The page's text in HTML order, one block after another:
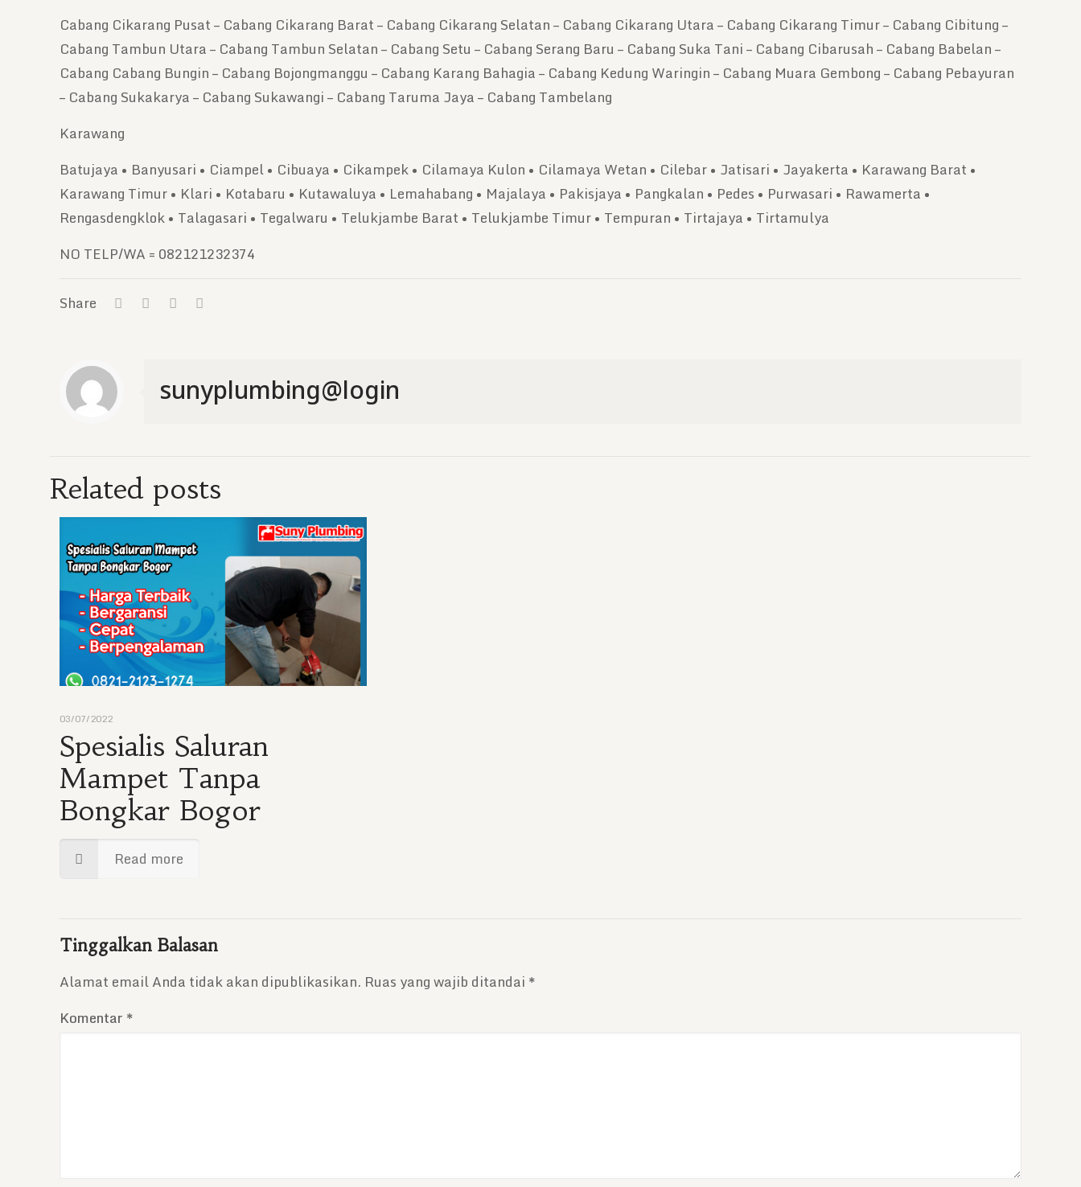
Cabang Cikarang Pusat – Cabang Cikarang Barat – Cabang Cikarang Selatan – Cabang Cikarang Utara – Cabang Cikarang Timur – Cabang Cibitung –
Cabang Tambun Utara – Cabang Tambun Selatan – Cabang Setu – Cabang Serang Baru – Cabang Suka Tani – Cabang Cibarusah – Cabang Babelan –
Cabang Cabang Bungin – Cabang Bojongmanggu – Cabang Karang Bahagia – Cabang Kedung Waringin – Cabang Muara Gembong – Cabang Pebayuran
– Cabang Sukakarya – Cabang Sukawangi – Cabang Taruma Jaya – Cabang Tambelang
Karawang
Batujaya • Banyusari • Ciampel • Cibuaya • Cikampek • Cilamaya Kulon • Cilamaya Wetan • Cilebar • Jatisari • Jayakerta • Karawang Barat •
Karawang Timur • Klari • Kotabaru • Kutawaluya • Lemahabang • Majalaya • Pakisjaya • Pangkalan • Pedes • Purwasari • Rawamerta •
Rengasdengklok • Talagasari • Tegalwaru • Telukjambe Barat • Telukjambe Timur • Tempuran • Tirtajaya • Tirtamulya
NO TELP/WA = 082121232374
Share
sunyplumbing@login
Related posts
03/07/2022
Spesialis Saluran
Mampet Tanpa
Bongkar Bogor
Read more
Tinggalkan Balasan
Alamat email Anda tidak akan dipublikasikan. Ruas yang wajib ditandai *
Komentar *